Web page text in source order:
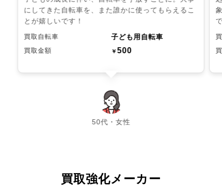
にしてきた自転車を、また誰かに使ってもらえるこ
とが嬉しいです！
買取自転車 子ども用自転車
買取金額 ￥500
50代・女性
chevron_left chevron_right
買取強化メーカー